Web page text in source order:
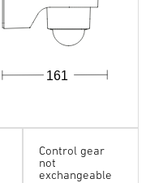
161
Control gear
not
exchangeable